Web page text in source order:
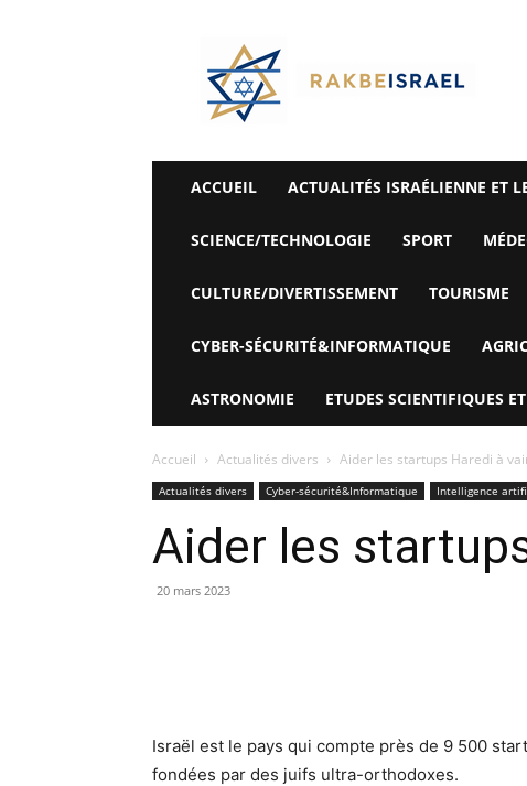
Rak
Be
Israel-
Alyaexpress-
News
ACCUEIL ACTUALITÉS ISRAÉLIENNE ET
SCIENCE/TECHNOLOGIE SPORT
CULTURE/DIVERTISSEMENT TOURISME
CYBER-SÉCURITÉ&INFORMATIQUE
ASTRONOMIE ETUDES SCIENTIFIQUES
Accueil Actualités divers Aider les startups Haredi à
Actualités divers Cyber-sécurité&Informatique Intelligence
Aider les
20 mars 2023
Israël est le pays qui compte près de 9 500
fondées par des juifs ultra-orthodoxes.